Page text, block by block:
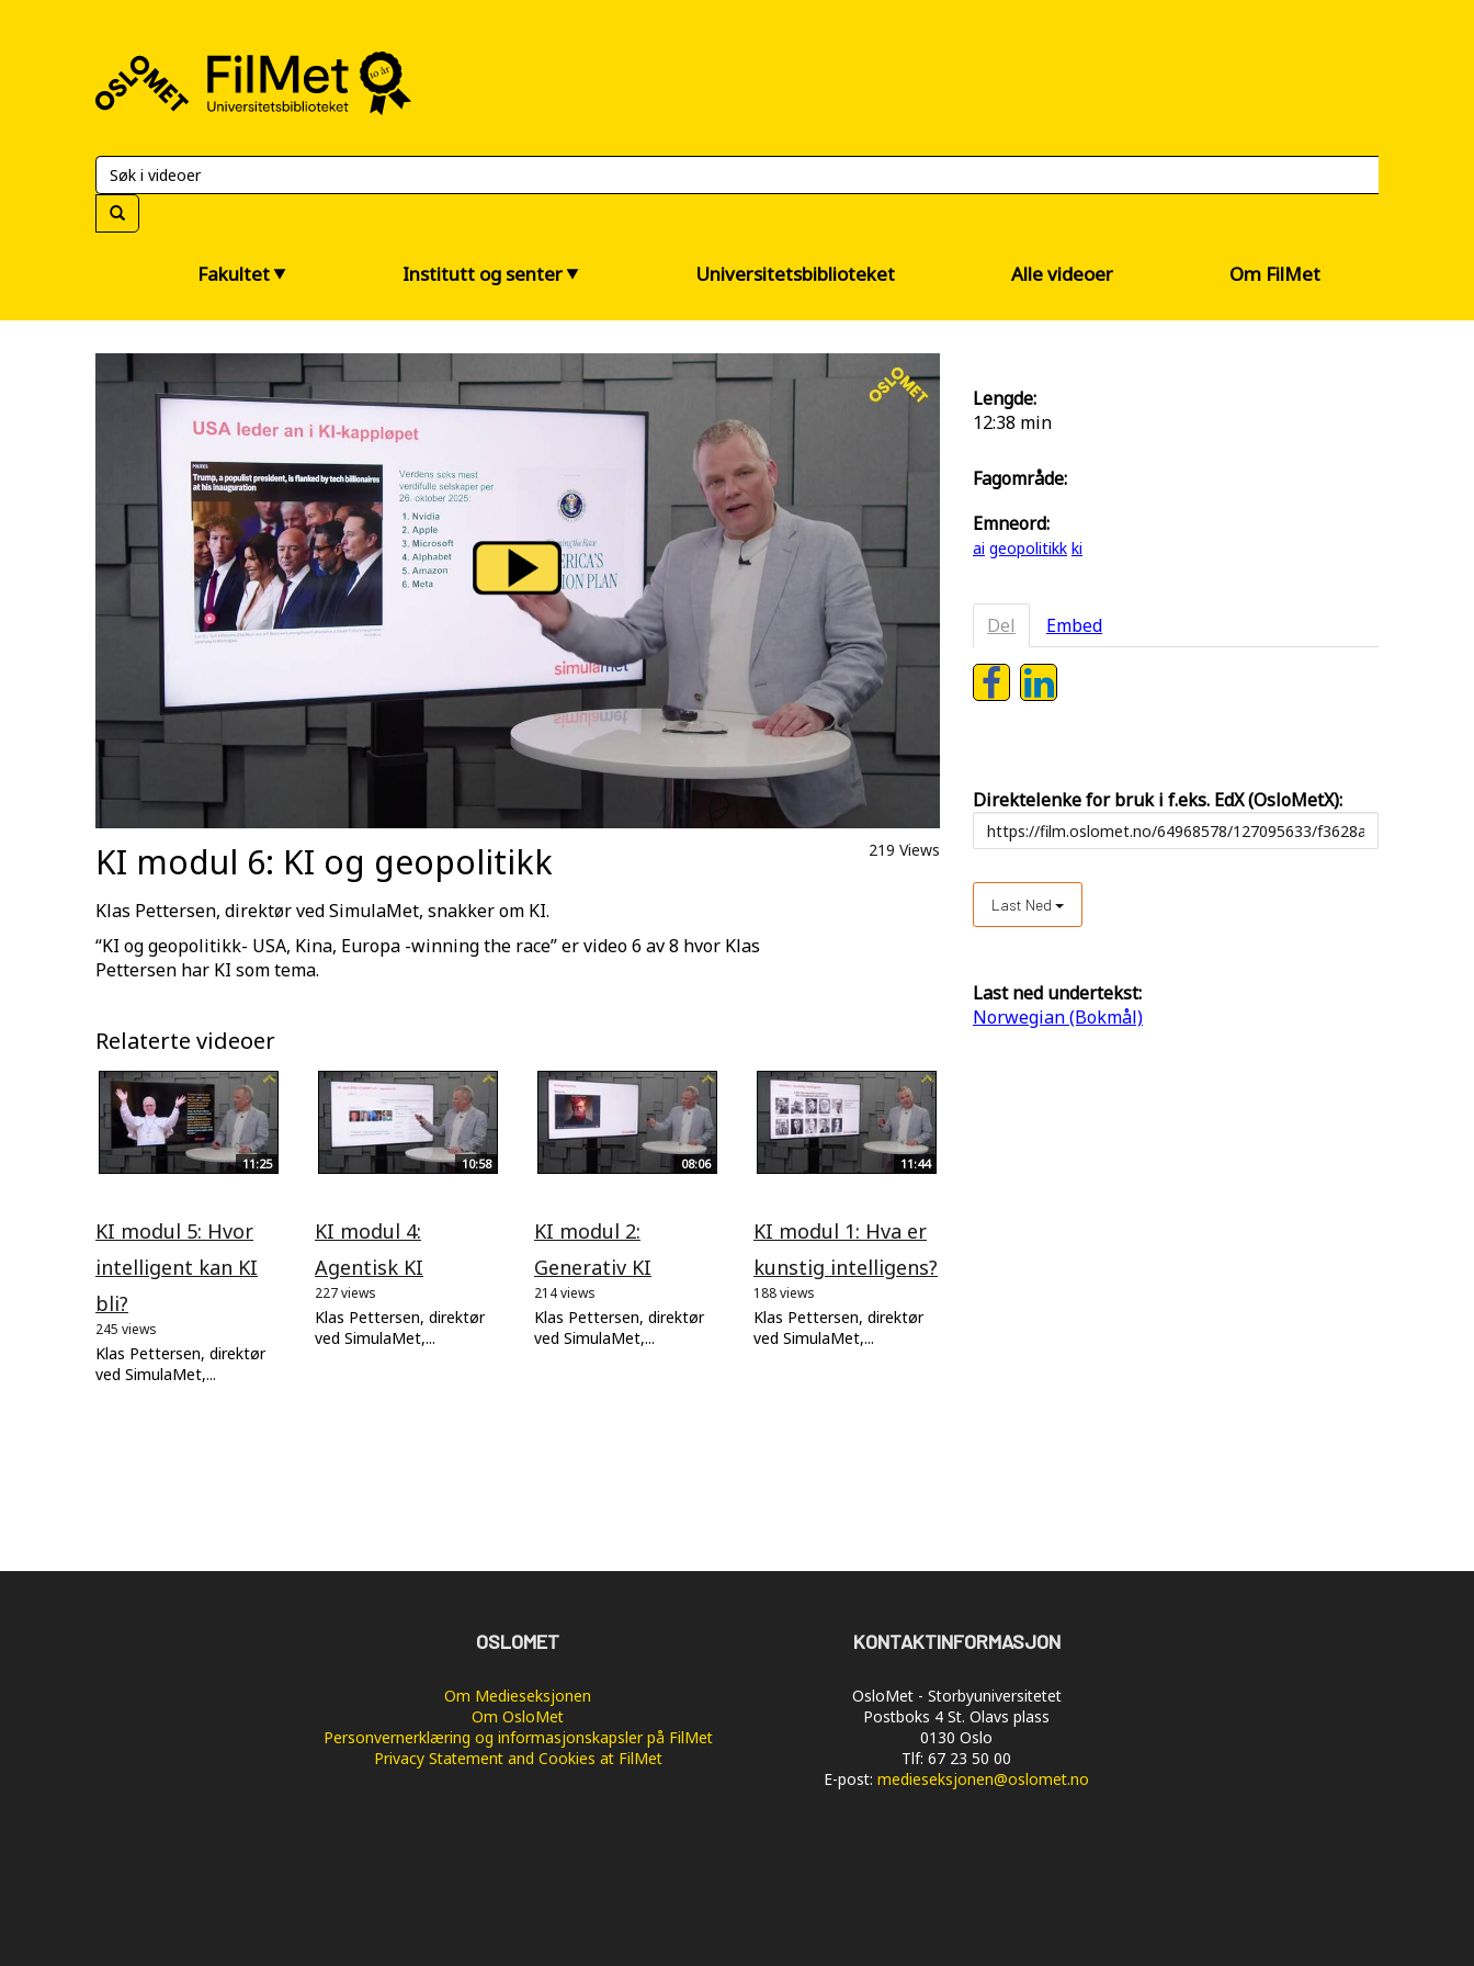
Universitetsbiblioteket
Fakultet Institutt og senter Universitetsbiblioteket Alle videoer Om FilMet
KI modul 6: KI og geopolitikk 219 Views
Klas Pettersen, direktør ved SimulaMet, snakker om KI.
“KI og geopolitikk- USA, Kina, Europa -winning the race” er video 6 av 8 hvor Klas
Pettersen har KI som tema.
Relaterte videoer
11:25
KI modul 5: Hvor
intelligent kan KI
bli?
245 views
Klas Pettersen, direktør
ved SimulaMet,...
10:58
KI modul 4:
Agentisk KI
227 views
Klas Pettersen, direktør
ved SimulaMet,...
08:06
KI modul 2:
Generativ KI
214 views
Klas Pettersen, direktør
ved SimulaMet,...
11:44
KI modul 1: Hva er
kunstig intelligens?
188 views
Klas Pettersen, direktør
ved SimulaMet,...
Lengde:
12:38 min
Fagområde:
Emneord:
ai geopolitikk ki
Del Embed
Direktelenke for bruk i f.eks. EdX (OsloMetX):
Last Ned
Last ned undertekst:
Norwegian (Bokmål)
OSLOMET
Om Medieseksjonen
Om OsloMet
Personvernerklæring og informasjonskapsler på FilMet
Privacy Statement and Cookies at FilMet
KONTAKTINFORMASJON
OsloMet - Storbyuniversitetet
Postboks 4 St. Olavs plass
0130 Oslo
Tlf: 67 23 50 00
E-post: medieseksjonen@oslomet.no